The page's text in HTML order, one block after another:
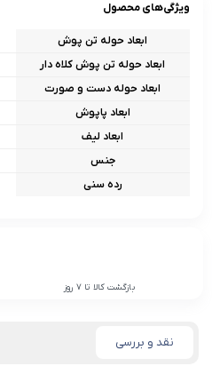
ویژگی‌های محصول
ابعاد حوله تن پوش
ابعاد حوله تن پوش کلاه دار
ابعاد حوله دست و صورت
ابعاد پاپوش
ابعاد لیف
جنس
رده سنی
بازگشت کالا تا 7 روز
نقد و بررسی